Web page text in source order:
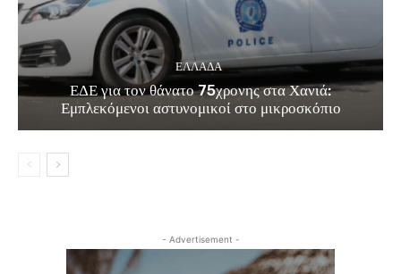
ΕΛΛΑΔΑ
ΕΔΕ για τον θάνατο 75χρονης στα Χανιά:
Εμπλεκόμενοι αστυνομικοί στο μικροσκόπιο
- Advertisement -